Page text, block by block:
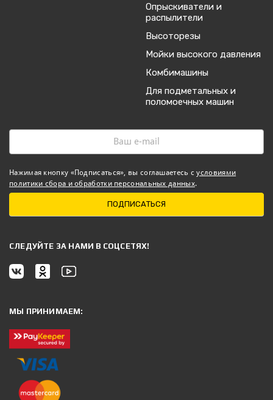
Опрыскиватели и
распылители
Высоторезы
Мойки высокого давления
Комбимашины
Для подметальных и
поломоечных машин
Нажимая кнопку «Подписаться», вы соглашаетесь сусловиями
политики сбора и обработки персональных данных.
ПОДПИСАТЬСЯ
CЛЕДУЙТЕ ЗА НАМИ В СОЦСЕТЯХ!
МЫ ПРИНИМАЕМ: